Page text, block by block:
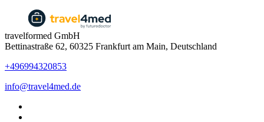
travelformed GmbH
Bettinastraße 62, 60325 Frankfurt am Main, Deutschland
+496994320853
info@travel4med.de